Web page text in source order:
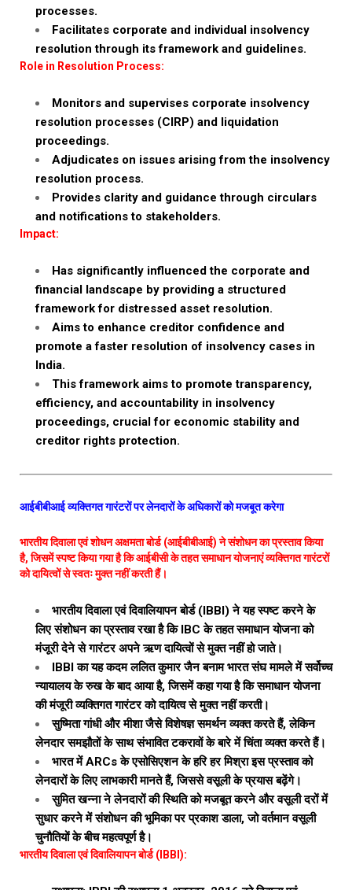
processes.
Facilitates corporate and individual insolvency
resolution through its framework and guidelines.
Role in Resolution Process:
Monitors and supervises corporate insolvency
resolution processes (CIRP) and liquidation
proceedings.
Adjudicates on issues arising from the insolvency
resolution process.
Provides clarity and guidance through circulars
and notifications to stakeholders.
Impact:
Has significantly influenced the corporate and
financial landscape by providing a structured
framework for distressed asset resolution.
Aims to enhance creditor confidence and
promote a faster resolution of insolvency cases in
India.
This framework aims to promote transparency,
efficiency, and accountability in insolvency
proceedings, crucial for economic stability and
creditor rights protection.
आईबीबीआई व्यक्तिगत गारंटरों पर लेनदारों के अधिकारों को मजबूत करेगा
भारतीय दिवाला एवं शोधन अक्षमता बोर्ड (आईबीबीआई) ने संशोधन का प्रस्ताव किया
है, जिसमें स्पष्ट किया गया है कि आईबीसी के तहत समाधान योजनाएं व्यक्तिगत गारंटरों
को दायित्वों से स्वतः मुक्त नहीं करती हैं।
भारतीय दिवाला एवं दिवालियापन बोर्ड (IBBI) ने यह स्पष्ट करने के
लिए संशोधन का प्रस्ताव रखा है कि IBC के तहत समाधान योजना को
मंजूरी देने से गारंटर अपने ऋण दायित्वों से मुक्त नहीं हो जाते।
IBBI का यह कदम ललित कुमार जैन बनाम भारत संघ मामले में सर्वोच्च
न्यायालय के रुख के बाद आया है, जिसमें कहा गया है कि समाधान योजना
की मंजूरी व्यक्तिगत गारंटर को दायित्व से मुक्त नहीं करती।
सुष्मिता गांधी और मीशा जैसे विशेषज्ञ समर्थन व्यक्त करते हैं, लेकिन
लेनदार समझौतों के साथ संभावित टकरावों के बारे में चिंता व्यक्त करते हैं।
भारत में ARCs के एसोसिएशन के हरि हर मिश्रा इस प्रस्ताव को
लेनदारों के लिए लाभकारी मानते हैं, जिससे वसूली के प्रयास बढ़ेंगे।
सुमित खन्ना ने लेनदारों की स्थिति को मजबूत करने और वसूली दरों में
सुधार करने में संशोधन की भूमिका पर प्रकाश डाला, जो वर्तमान वसूली
चुनौतियों के बीच महत्वपूर्ण है।
भारतीय दिवाला एवं दिवालियापन बोर्ड (IBBI):